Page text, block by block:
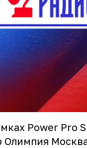
Power Pro
Олимпия